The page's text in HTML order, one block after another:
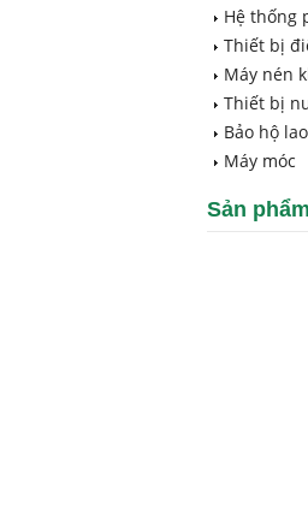
Hệ thống
Thiết bị
Máy nén
Thiết bị
Bảo hộ
Máy móc
Sản